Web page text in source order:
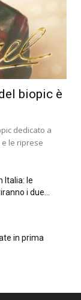
biopic è
dedicato a
le riprese
Italia: le
i due...
in prima